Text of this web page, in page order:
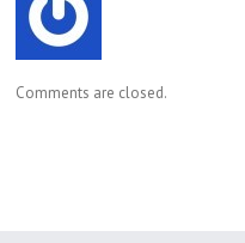
Comments are closed.